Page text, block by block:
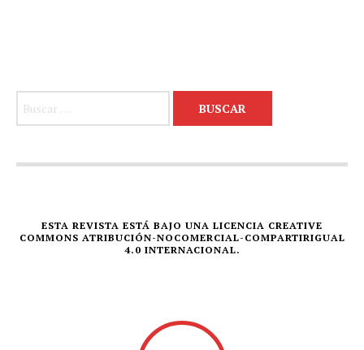
ESTA REVISTA ESTÁ BAJO UNA LICENCIA CREATIVE
COMMONS ATRIBUCIÓN-NOCOMERCIAL-COMPARTIRIGUAL
4.0 INTERNACIONAL.